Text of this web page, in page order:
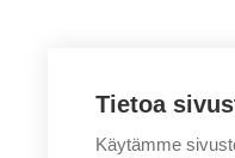
Tietoa
Käytämme